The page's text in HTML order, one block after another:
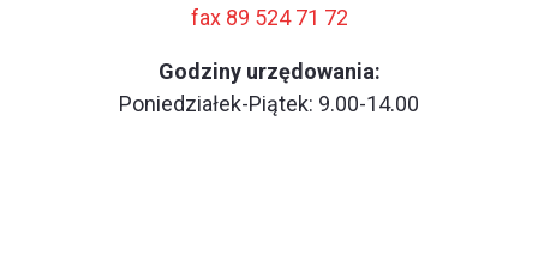
fax 89 524 71 72
Godziny urzędowania:
Poniedziałek-Piątek: 9.00-14.00